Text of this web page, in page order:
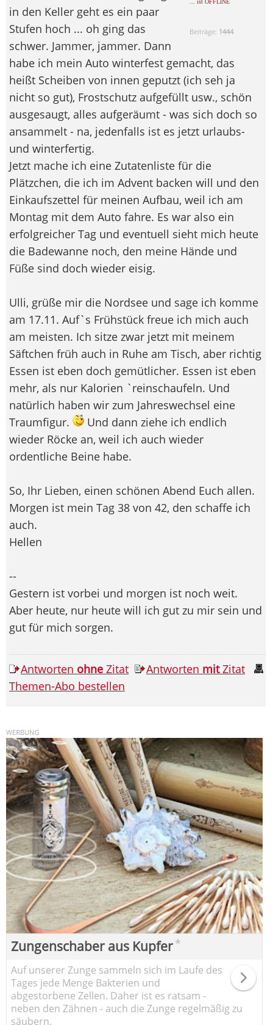
... ist OFFLINE
Beiträge: 1444
in den Keller geht es ein paar
Stufen hoch ... oh ging das
schwer. Jammer, jammer. Dann
habe ich mein Auto winterfest gemacht, das
heißt Scheiben von innen geputzt (ich seh ja
nicht so gut), Frostschutz aufgefüllt usw., schön
ausgesaugt, alles aufgeräumt - was sich doch so
ansammelt - na, jedenfalls ist es jetzt urlaubs-
und winterfertig.
Jetzt mache ich eine Zutatenliste für die
Plätzchen, die ich im Advent backen will und den
Einkaufszettel für meinen Aufbau, weil ich am
Montag mit dem Auto fahre. Es war also ein
erfolgreicher Tag und eventuell sieht mich heute
die Badewanne noch, den meine Hände und
Füße sind doch wieder eisig.
Ulli, grüße mir die Nordsee und sage ich komme
am 17.11. Auf`s Frühstück freue ich mich auch
am meisten. Ich sitze zwar jetzt mit meinem
Säftchen früh auch in Ruhe am Tisch, aber richtig
Essen ist eben doch gemütlicher. Essen ist eben
mehr, als nur Kalorien `reinschaufeln. Und
natürlich haben wir zum Jahreswechsel eine
Traumfigur.
Und dann ziehe ich endlich
wieder Röcke an, weil ich auch wieder
ordentliche Beine habe.
So, Ihr Lieben, einen schönen Abend Euch allen.
Morgen ist mein Tag 38 von 42, den schaffe ich
auch.
Hellen
--
Gestern ist vorbei und morgen ist noch weit.
Aber heute, nur heute will ich gut zu mir sein und
gut für mich sorgen.
Antworten ohne Zitat Antworten mitZitat
Themen-Abo bestellen
Zungenschaber aus Kupfer*
Auf unserer Zunge sammeln sich im Laufe des
Tages jede Menge Bakterien und
abgestorbene Zellen. Daher ist es ratsam -
neben den Zähnen - auch die Zunge regelmäßig zu
säubern.